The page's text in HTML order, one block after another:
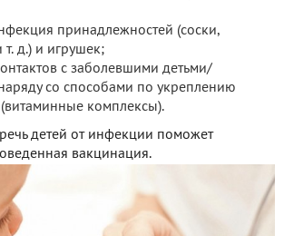
принадлежностей (соски,
т. д.) и игрушек;
с заболевшими детьми/
со способами по укреплению
комплексы).
детей от инфекции поможет
вакцинация.